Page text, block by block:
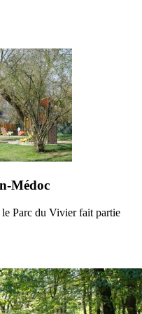
Médoc
Parc du Vivier fait partie